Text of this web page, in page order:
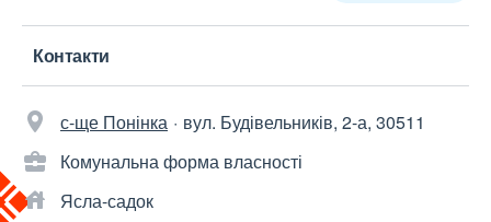
Контакти
с-ще Понінка
вул. Будівельників, 2-а, 30511
Комунальна форма власності
Ясла-садок